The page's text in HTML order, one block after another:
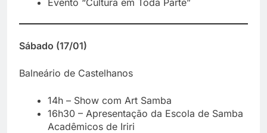
Sábado (17/01)
Balneário de Castelhanos
14h – Show com Art Samba
16h30 – Apresentação da Escola de Samba
Acadêmicos de Iriri